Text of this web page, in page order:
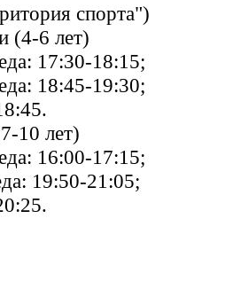
спорта")
(4-6 лет)
17:30-18:15;
18:45-19:30;
10 лет)
16:00-17:15;
19:50-21:05;